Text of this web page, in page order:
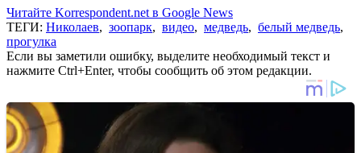
Читайте Korrespondent.net в Google News
ТЕГИ: Николаев, зоопарк, видео, медведь, белый медведь,
прогулка
Если вы заметили ошибку, выделите необходимый текст и
нажмите Ctrl+Enter, чтобы сообщить об этом редакции.